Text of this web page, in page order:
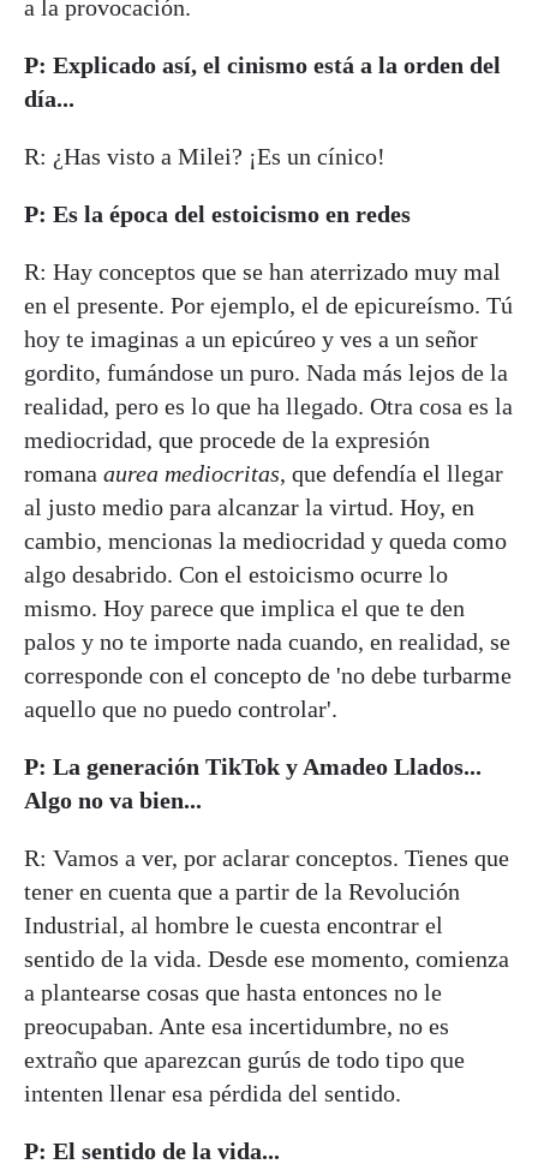
a la provocación.
P: Explicado así, el cinismo está a la orden del
día...
R: ¿Has visto a Milei? ¡Es un cínico!
P: Es la época del estoicismo en redes
R: Hay conceptos que se han aterrizado muy mal
en el presente. Por ejemplo, el de epicureísmo. Tú
hoy te imaginas a un epicúreo y ves a un señor
gordito, fumándose un puro. Nada más lejos de la
realidad, pero es lo que ha llegado. Otra cosa es la
mediocridad, que procede de la expresión
romana aurea mediocritas, que defendía el llegar
al justo medio para alcanzar la virtud. Hoy, en
cambio, mencionas la mediocridad y queda como
algo desabrido. Con el estoicismo ocurre lo
mismo. Hoy parece que implica el que te den
palos y no te importe nada cuando, en realidad, se
corresponde con el concepto de 'no debe turbarme
aquello que no puedo controlar'.
P: La generación TikTok y Amadeo Llados...
Algo no va bien...
R: Vamos a ver, por aclarar conceptos. Tienes que
tener en cuenta que a partir de la Revolución
Industrial, al hombre le cuesta encontrar el
sentido de la vida. Desde ese momento, comienza
a plantearse cosas que hasta entonces no le
preocupaban. Ante esa incertidumbre, no es
extraño que aparezcan gurús de todo tipo que
intenten llenar esa pérdida del sentido.
P: El sentido de la vida...